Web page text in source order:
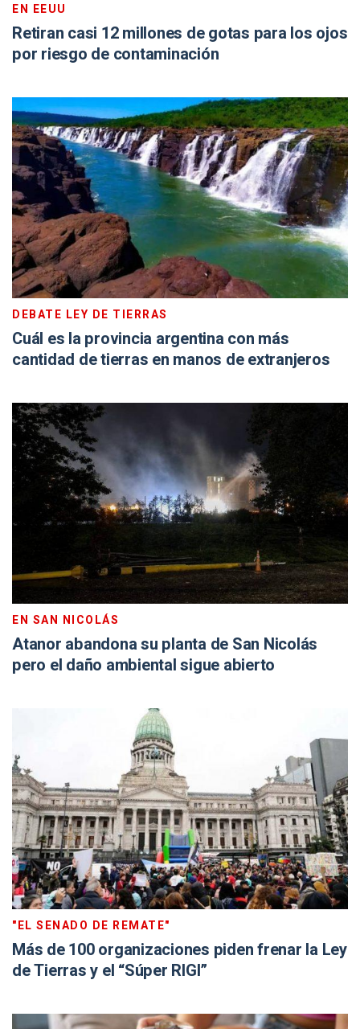
EN EEUU
Retiran casi 12 millones de gotas para los ojos
por riesgo de contaminación
DEBATE LEY DE TIERRAS
Cuál es la provincia argentina con más
cantidad de tierras en manos de extranjeros
EN SAN NICOLÁS
Atanor abandona su planta de San Nicolás
pero el daño ambiental sigue abierto
"EL SENADO DE REMATE"
Más de 100 organizaciones piden frenar la Ley
de Tierras y el “Súper RIGI”